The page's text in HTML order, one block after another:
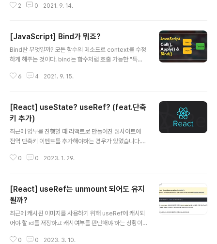
xios,jQuery같은 라이브러리를 사용해 API를 호출했다.
e.log("response:", response)) .catch((error) => c
onsole.log("error:", error)); 첫번째 인자로 URL을 두
번쨰 인자로 옵션을 객체로 받는다. Promise객체를 리턴
calhost:3000/api/u..
2 0 2021. 9. 14.
[JavaScript] Bind가 뭐죠?
Bind란 무엇일까? 모든 함수의 메소드로 context를 수정
하게 해주는 것이다. bind는 함수처럼 호출 가능한 "특수
로 고정된 함수가 반환된다!! let user = { firstName: "J
이렇게 바인딩을 시켜주면 func내부의 this는 user를 가
리키게 된다!! 신기하다.. let user = { firstName: "Joh
n", say(phrase) { alert(`${phrase}, ${this.firstNa
me}!`); } }; let say ..
6 4 2021. 9. 15.
[React] useState? useRef? (feat.단축
키 추가)
최근에 업무를 진행할 때 리액트로 만들어진 웹사이트에
전역 단축키 이벤트를 추가해야하는 경우가 있었습니다.
하고 관련 내용을 추가 학습하여 정리해보았습니다. 상황
안의 업데이트 된 state 값을 사용해야하는 상황이었습니
다. 상황을 간단한 코드로 재현해보면 다음과 같습니다.(코
드는 App.js에 중요한 부분만 간단하게 요약하였습니다.)
//App.js function App() { const [count, setCount]
= useState(0); useEffect(() => { //컴포넌트가 렌더링
될 때 전역 단축키 이벤트를 설정한다. ..
0 0 2023. 1. 29.
[React] useRef는 unmount 되어도 유지
될까?
최근에 캐시된 이미지를 사용하기 위해 useRef에 캐시되
어야 할 id를 저장하고 캐시여부를 판단해야 하는 상황이
알아보겠습니다! 먼저 내가 원했던 동작은 useRef를 선언
0 0 2023. 3. 10.